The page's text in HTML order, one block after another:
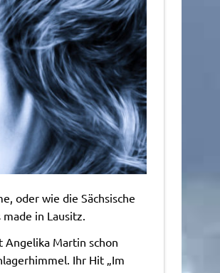
oder wie die Sächsische
in Lausitz.
Martin schon
Ihr Hit „Im